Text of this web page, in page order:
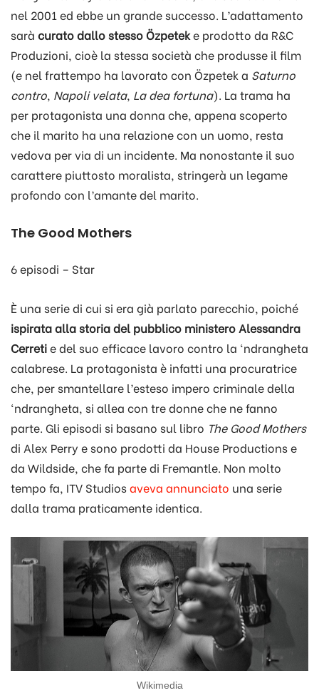
nel 2001 ed ebbe un grande successo. L’adattamento
sarà curato dallo stesso Özpeteke prodotto da R&C
Produzioni, cioè la stessa società che produsse il film
(e nel frattempo ha lavorato con Özpetek a Saturno
contro Napoli velata, La dea fortuna). La trama ha
per protagonista una donna che, appena scoperto
che il marito ha una relazione con un uomo, resta
vedova per via di un incidente. Ma nonostante il suo
carattere piuttosto moralista, stringerà un legame
profondo con l’amante del marito.
The Good Mothers
6 episodi – Star
È una serie di cui si era già parlato parecchio, poiché
ispirata alla storia del pubblico ministero Alessandra
Cerretie del suo efficace lavoro contro la ‘ndrangheta
calabrese. La protagonista è infatti una procuratrice
che, per smantellare l’esteso impero criminale della
‘ndrangheta, si allea con tre donne che ne fanno
parte. Gli episodi si basano sul libro The Good Mothers
di Alex Perry e sono prodotti da House Productions e
da Wildside, che fa parte di Fremantle. Non molto
tempo fa, ITV Studiosaveva annunciato una serie
dalla trama praticamente identica.
Wikimedia